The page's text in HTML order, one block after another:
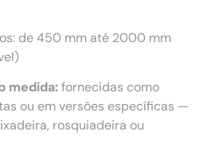
de 450 mm até 2000 mm
medida:fornecidas como
ou em versões específicas —
rosquiadeira ou